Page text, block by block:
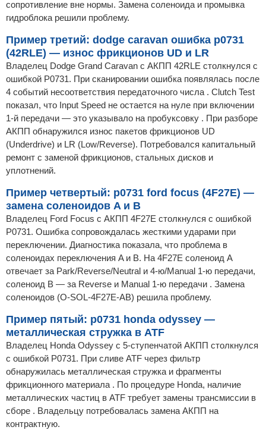
сопротивление вне нормы. Замена соленоида и промывка
гидроблока решили проблему.
Пример третий: dodge caravan ошибка p0731
(42RLE) — износ фрикционов UD и LR
Владелец Dodge Grand Caravan с АКПП 42RLE столкнулся с
ошибкой P0731. При сканировании ошибка появлялась после
4 событий несоответствия передаточного числа . Clutch Test
показал, что Input Speed не остается на нуле при включении
1-й передачи — это указывало на пробуксовку . При разборе
АКПП обнаружился износ пакетов фрикционов UD
(Underdrive) и LR (Low/Reverse). Потребовался капитальный
ремонт с заменой фрикционов, стальных дисков и
уплотнений.
Пример четвертый: p0731 ford focus (4F27E) —
замена соленоидов A и B
Владелец Ford Focus с АКПП 4F27E столкнулся с ошибкой
P0731. Ошибка сопровождалась жесткими ударами при
переключении. Диагностика показала, что проблема в
соленоидах переключения A и B. На 4F27E соленоид A
отвечает за Park/Reverse/Neutral и 4-ю/Manual 1-ю передачи,
соленоид B — за Reverse и Manual 1-ю передачи . Замена
соленоидов (O-SOL-4F27E-AB) решила проблему.
Пример пятый: p0731 honda odyssey —
металлическая стружка в ATF
Владелец Honda Odyssey с 5-ступенчатой АКПП столкнулся
с ошибкой P0731. При сливе ATF через фильтр
обнаружилась металлическая стружка и фрагменты
фрикционного материала . По процедуре Honda, наличие
металлических частиц в ATF требует замены трансмиссии в
сборе . Владельцу потребовалась замена АКПП на
контрактную.